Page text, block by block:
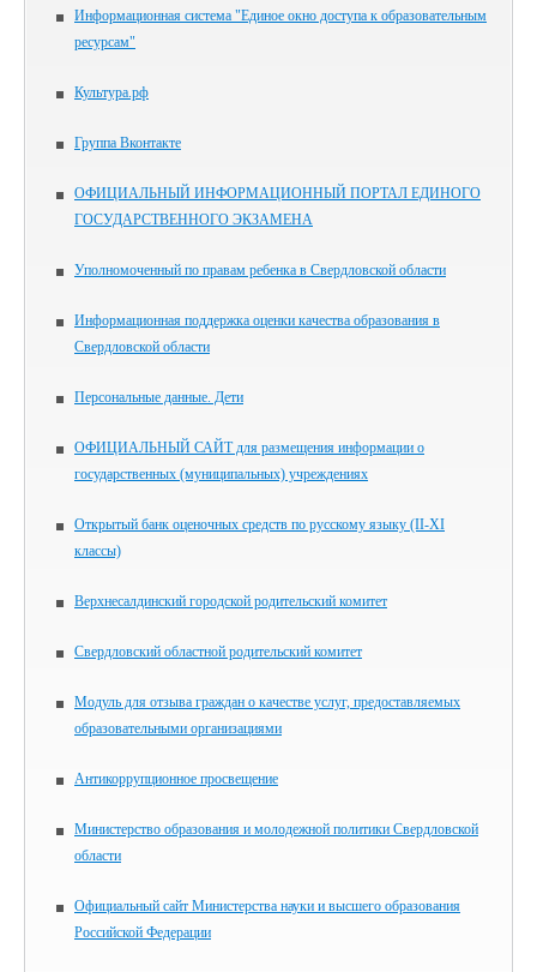
Информационная система "Единое окно доступа к образовательным
ресурсам"
Культура.рф
Группа Вконтакте
ОФИЦИАЛЬНЫЙ ИНФОРМАЦИОННЫЙ ПОРТАЛ ЕДИНОГО
ГОСУДАРСТВЕННОГО ЭКЗАМЕНА
Уполномоченный по правам ребенка в Свердловской области
Информационная поддержка оценки качества образования в
Свердловской области
Персональные данные. Дети
ОФИЦИАЛЬНЫЙ САЙТ для размещения информации о
государственных (муниципальных) учреждениях
Открытый банк оценочных средств по русскому языку (II-XI
классы)
Верхнесалдинский городской родительский комитет
Свердловский областной родительский комитет
Модуль для отзыва граждан о качестве услуг, предоставляемых
образовательными организациями
Антикоррупционное просвещение
Министерство образования и молодежной политики Свердловской
области
Официальный сайт Министерства науки и высшего образования
Российской Федерации